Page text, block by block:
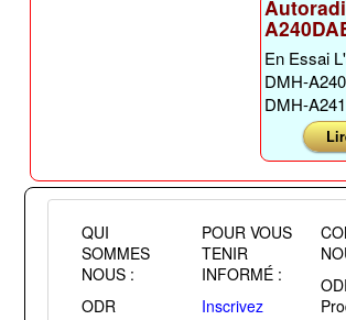
En Essai
DMH-
DMH-
QUI
SOMMES
NOUS :
ODR
POUR VOUS
TENIR
INFORMÉ :
Inscrivez